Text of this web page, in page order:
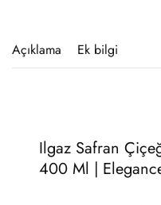
Açıklama Ek bilgi
Ilgaz Safran
400 Ml |